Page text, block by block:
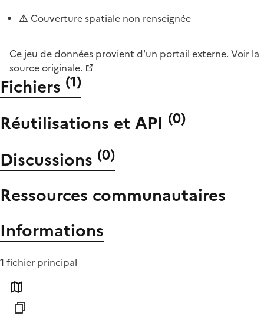
Couverture spatiale non renseignée
Ce jeu de données provient d'un portail externe. Voir la
source originale.
Fichiers (1)
Réutilisations et API (0)
Discussions (0)
Ressources communautaires
Informations
1 fichier principal